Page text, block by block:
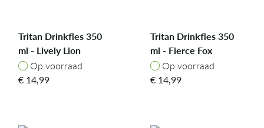
Tritan Drinkfles 350
ml - Lively Lion
Op voorraad
Op voorraad
€ 14,99
Tritan Drinkfles 350
ml - Fierce Fox
Op voorraad
Op voorraad
€ 14,99